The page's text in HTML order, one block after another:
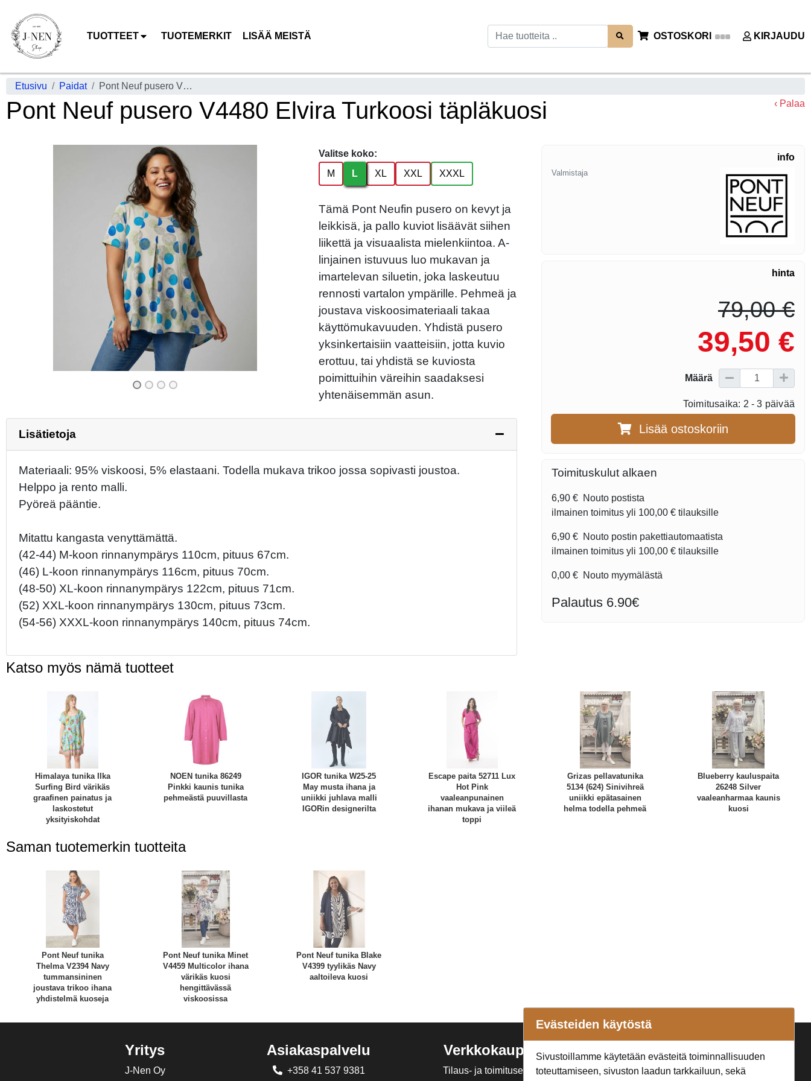
TUOTTEET TUOTEMERKIT LISÄÄ MEISTÄ OSTOSKORI KIRJAUDU
Etusivu Paidat Pont Neuf pusero V4480 Elvira Turkoosi täpläkuosi
Pont Neuf pusero V4480 Elvira Turkoosi täpläkuosi ‹ Palaa
Valitse koko:
M
L XL XXL XXXL
Tämä Pont Neufin pusero on kevyt ja
leikkisä, ja pallo kuviot lisäävät siihen
liikettä ja visuaalista mielenkiintoa. A-
linjainen istuvuus luo mukavan ja
imartelevan siluetin, joka laskeutuu
rennosti vartalon ympärille. Pehmeä ja
joustava viskoosimateriaali takaa
käyttömukavuuden. Yhdistä pusero
yksinkertaisiin vaatteisiin, jotta kuvio
erottuu, tai yhdistä se kuviosta
poimittuihin väreihin saadaksesi
yhtenäisemmän asun.
Lisätietoja
Materiaali: 95% viskoosi, 5% elastaani. Todella mukava trikoo jossa sopivasti joustoa.
Helppo ja rento malli.
Pyöreä pääntie.
Mitattu kangasta venyttämättä.
(42-44) M-koon rinnanympärys 110cm, pituus 67cm.
(46) L-koon rinnanympärys 116cm, pituus 70cm.
(48-50) XL-koon rinnanympärys 122cm, pituus 71cm.
(52) XXL-koon rinnanympärys 130cm, pituus 73cm.
(54-56) XXXL-koon rinnanympärys 140cm, pituus 74cm.
info
Valmistaja
hinta
79,00 €
39,50 €
Määrä
Toimitusaika: 2 - 3 päivää
Lisää ostoskoriin
Toimituskulut alkaen
6,90 € Nouto postista
ilmainen toimitus yli 100,00 € tilauksille
6,90 € Nouto postin pakettiautomaatista
ilmainen toimitus yli 100,00 € tilauksille
0,00 € Nouto myymälästä
Palautus 6.90€
Katso myös nämä tuotteet
Himalaya tunika Ilka
Surfing Bird värikäs
graafinen painatus ja
laskostetut
yksityiskohdat
NOEN tunika 86249
Pinkki kaunis tunika
pehmeästä puuvillasta
IGOR tunika W25-25
May musta ihana ja
uniikki juhlava malli
IGORin designerilta
Escape paita 52711 Lux
Hot Pink
vaaleanpunainen
ihanan mukava ja viileä
toppi
Grizas pellavatunika
5134 (624) Sinivihreä
uniikki epätasainen
helma todella pehmeä
Blueberry kauluspaita
26248 Silver
vaaleanharmaa kaunis
kuosi
Saman tuotemerkin tuotteita
Pont Neuf tunika
Thelma V2394 Navy
tummansininen
joustava trikoo ihana
yhdistelmä kuoseja
Pont Neuf tunika Minet
V4459 Multicolor ihana
värikäs kuosi
hengittävässä
viskoosissa
Pont Neuf tunika Blake
V4399 tyylikäs Navy
aaltoileva kuosi
Yritys
J-Nen Oy
Asiakaspalvelu
+358 41 537 9381
Verkkokauppa
Tilaus- ja toimitusehdot
Seuraa Meitä
Evästeiden käytöstä
Sivustoillamme käytetään evästeitä toiminnallisuuden
toteuttamiseen, sivuston laadun tarkkailuun, sekä